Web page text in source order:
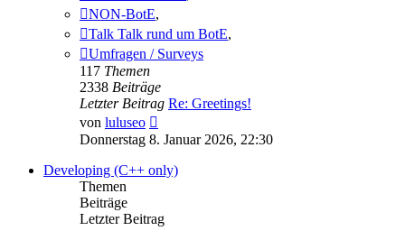
NON-BotE,
Talk Talk rund um BotE,
Umfragen / Surveys
117 Themen
2338 Beiträge
Letzter Beitrag Re: Greetings!
von luluseo
Beitrag
Donnerstag 8. Januar 2026, 22:30
Developing (C++ only)
Themen
Beiträge
Letzter Beitrag